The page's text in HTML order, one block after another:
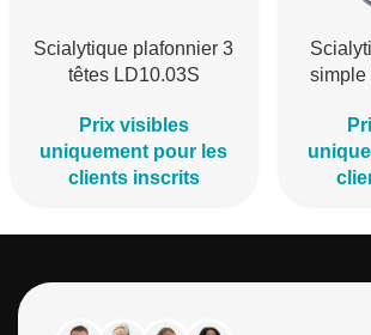
Scialytique plafonnier 3
têtes LD10.03S
Prix visibles
uniquement pour les
clients inscrits
simple